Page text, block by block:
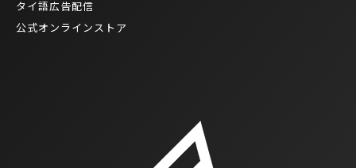
タイ語広告配信
公式オンラインストア